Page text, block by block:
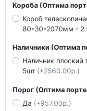
Короба (Оптима
Короб
80*30*2070мм -
Наличники (Оптима
Наличник
5шт (+2560.00р.)
Порог (Оптима
Да (+957.00р.)